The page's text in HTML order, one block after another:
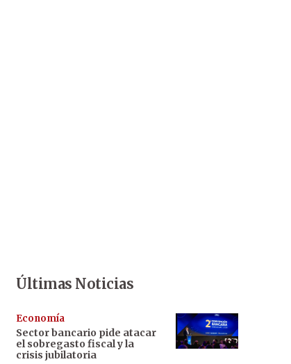
Últimas Noticias
Economía
Sector bancario pide atacar
el sobregasto fiscal y la
crisis jubilatoria